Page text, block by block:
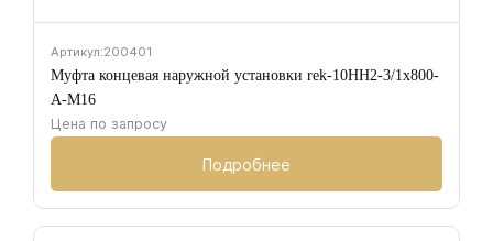
Артикул:200401
Муфта концевая наружной установки rek-10HH2-3/1х800-
A-M16
Цена по запросу
Подробнее